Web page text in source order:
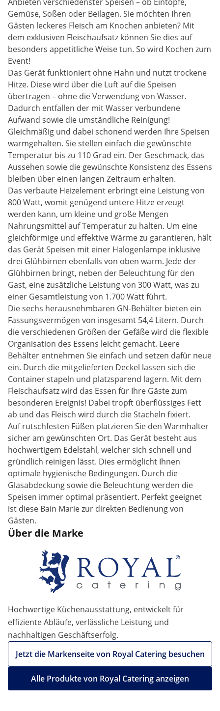
Gemüse, Soßen oder Beilagen. Sie möchten Ihren
Gästen leckeres Fleisch am Knochen anbieten? Mit
dem exklusiven Fleischaufsatz können Sie dies auf
besonders appetitliche Weise tun. So wird Kochen zum
Event!
Das Gerät funktioniert ohne Hahn und nutzt trockene
Hitze. Diese wird über die Luft auf die Speisen
übertragen – ohne die Verwendung von Wasser.
Dadurch entfallen der mit Wasser verbundene
Aufwand sowie die umständliche Reinigung!
Gleichmäßig und dabei schonend werden Ihre Speisen
warmgehalten. Sie stellen einfach die gewünschte
Temperatur bis zu 110 Grad ein. Der Geschmack, das
Aussehen sowie die gewünschte Konsistenz des Essens
bleiben über einen langen Zeitraum erhalten.
Das verbaute Heizelement erbringt eine Leistung von
800 Watt, womit genügend untere Hitze erzeugt
werden kann, um kleine und große Mengen
Nahrungsmittel auf Temperatur zu halten. Um eine
gleichförmige und effektive Wärme zu garantieren, hält
das Gerät Speisen mit einer Halogenlampe inklusive
drei Glühbirnen ebenfalls von oben warm. Jede der
Glühbirnen bringt, neben der Beleuchtung für den
Gast, eine zusätzliche Leistung von 300 Watt, was zu
einer Gesamtleistung von 1.700 Watt führt.
Die sechs herausnehmbaren GN-Behälter bieten ein
Fassungsvermögen von insgesamt 54,4 Litern. Durch
die verschiedenen Größen der Gefäße wird die flexible
Organisation des Essens leicht gemacht. Leere
Behälter entnehmen Sie einfach und setzen dafür neue
ein. Durch die mitgelieferten Deckel lassen sich die
Container stapeln und platzsparend lagern. Mit dem
Fleischaufsatz wird das Essen für Ihre Gäste zum
besonderen Ereignis! Dabei tropft überflüssiges Fett
ab und das Fleisch wird durch die Stacheln fixiert.
Auf rutschfesten Füßen platzieren Sie den Warmhalter
sicher am gewünschten Ort. Das Gerät besteht aus
hochwertigem Edelstahl, welcher sich schnell und
gründlich reinigen lässt. Dies ermöglicht Ihnen
optimale hygienische Bedingungen. Durch die
Glasabdeckung sowie die Beleuchtung werden die
Speisen immer optimal präsentiert. Perfekt geeignet
ist diese Bain Marie zur direkten Bedienung von
Gästen.
Über die Marke
Hochwertige Küchenausstattung, entwickelt für
effiziente Abläufe, verlässliche Leistung und
nachhaltigen Geschäftserfolg.
Jetzt die Markenseite von Royal Catering besuchen
Alle Produkte von Royal Catering anzeigen